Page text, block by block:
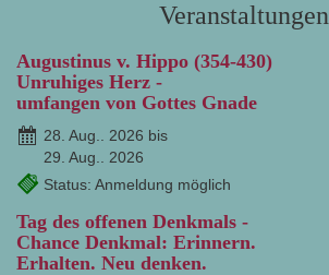
Veranstaltungen
Augustinus v. Hippo (354-430)
Unruhiges Herz -
umfangen von Gottes Gnade
28. Aug.. 2026 bis
29. Aug.. 2026
Status: Anmeldung möglich
Tag des offenen Denkmals -
Chance Denkmal: Erinnern.
Erhalten. Neu denken.